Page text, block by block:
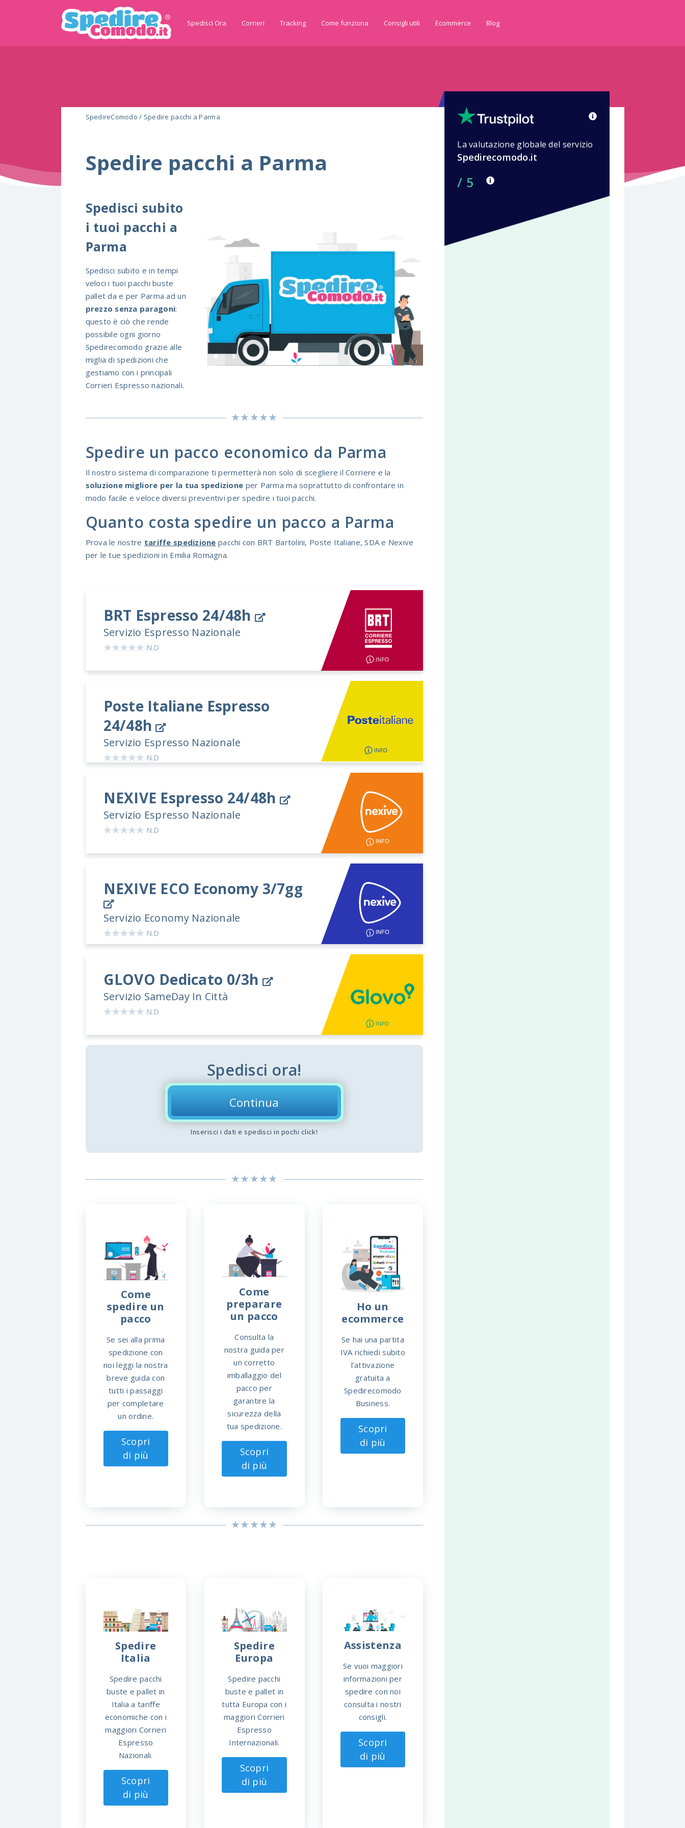
Spedisci Ora Corrieri Tracking Come funziona Consigli utili Ecommerce Blog
SpedireComodo / Spedire pacchi a Parma
Spedire pacchi a Parma
Spedisci subito
i tuoi pacchi a
Parma
Spedisci subito e in tempi
veloci i tuoi pacchi buste
pallet da e per Parma ad un
prezzo senza paragoni:
questo è ciò che rende
possibile ogni giorno
Spedirecomodo grazie alle
miglia di spedizioni che
gestiamo con i principali
Corrieri Espresso nazionali.
Spedire un pacco economico da Parma
Il nostro sistema di comparazione ti permetterà non solo di scegliere il Corriere e la
soluzione migliore per la tua spedizione per Parma ma soprattutto di confrontare in
modo facile e veloce diversi preventivi per spedire i tuoi pacchi.
Quanto costa spedire un pacco a Parma
Prova le nostre tariffe spedizione pacchi con BRT Bartolini, Poste Italiane, SDA e Nexive
per le tue spedizioni in Emilia Romagna.
BRT Espresso 24/48h
Servizio Espresso Nazionale
N.D
Poste Italiane Espresso
24/48h
Servizio Espresso Nazionale
N.D
NEXIVE Espresso 24/48h
Servizio Espresso Nazionale
N.D
NEXIVE ECO Economy 3/7gg
Servizio Economy Nazionale
N.D
GLOVO Dedicato 0/3h
Servizio SameDay In Città
N.D
Spedisci ora!
Continua
Inserisci i dati e spedisci in pochi click!
Come
spedire un
pacco
Se sei alla prima
spedizione con
noi leggi la nostra
breve guida con
tutti i passaggi
per completare
un ordine.
Scopri
di più
Come
preparare
un pacco
Consulta la
nostra guida per
un corretto
imballaggio del
pacco per
garantire la
sicurezza della
tua spedizione.
Scopri
di più
Ho un
ecommerce
Se hai una partita
IVA richiedi subito
l’attivazione
gratuita a
Spedirecomodo
Business.
Scopri
di più
Spedire
Italia
Spedire pacchi
buste e pallet in
Italia a tariffe
economiche con i
maggiori Corrieri
Espresso
Nazionali.
Scopri
di più
Spedire
Europa
Spedire pacchi
buste e pallet in
tutta Europa con i
maggiori Corrieri
Espresso
Internazionali.
Scopri
di più
Assistenza
Se vuoi maggiori
informazioni per
spedire con noi
consulta i nostri
consigli.
Scopri
di più
La valutazione globale del servizio
Spedirecomodo.it
/ 5